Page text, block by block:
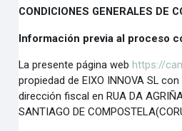
CONDICIONES GENERALES DE
Información previa al proceso
La presente página webhttps://
propiedad de EIXO INNOVA SL
dirección fiscal en RUA DA
SANTIAGO DE